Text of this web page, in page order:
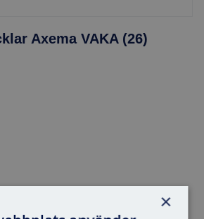
Axema VAKA (26)
×